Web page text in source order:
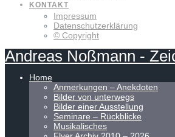
KONTAKT
Impressum
Datenschutzerklärung
© Copyright
Andreas Noßmann -
Home
Anmerkungen – Anekdoten
Bilder von unterwegs
Bilder einer Ausstellung
Seminare – Rückblicke
Musikalisches